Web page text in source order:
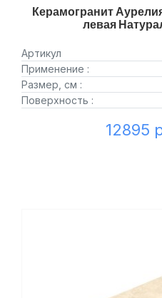
Керамогранит
левая
Артикул
Применение :
Размер, см :
Поверхность :
12895